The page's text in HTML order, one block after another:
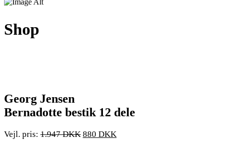
Shop
Georg Jensen
Bernadotte bestik 12 dele
1.947
Den
880
Den